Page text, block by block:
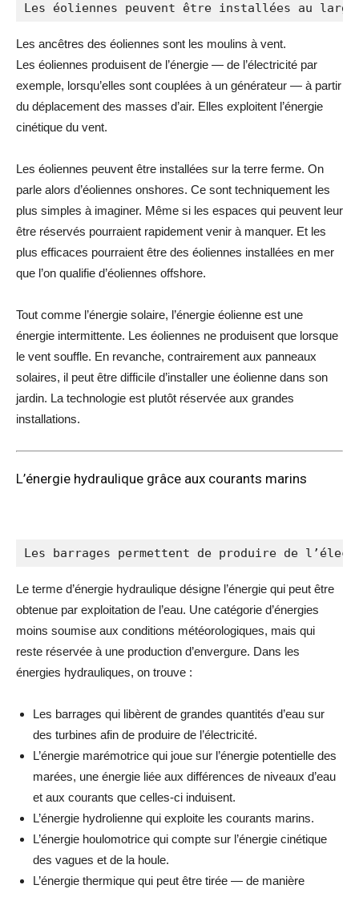
Les éoliennes peuvent être installées au
Les ancêtres des éoliennes sont les moulins à vent.
Les éoliennes produisent de l’énergie — de l’électricité par
exemple, lorsqu’elles sont couplées à un générateur — à partir
du déplacement des masses d’air. Elles exploitent l’énergie
cinétique du vent.
Les éoliennes peuvent être installées sur la terre ferme. On
parle alors d’éoliennes onshores. Ce sont techniquement les
plus simples à imaginer. Même si les espaces qui peuvent leur
être réservés pourraient rapidement venir à manquer. Et les
plus efficaces pourraient être des éoliennes installées en mer
que l’on qualifie d’éoliennes offshore.
Tout comme l’énergie solaire, l’énergie éolienne est une
énergie intermittente. Les éoliennes ne produisent que lorsque
le vent souffle. En revanche, contrairement aux panneaux
solaires, il peut être difficile d’installer une éolienne dans son
jardin. La technologie est plutôt réservée aux grandes
installations.
L’énergie hydraulique grâce aux courants marins
Les barrages permettent de produire de
Le terme d’énergie hydraulique désigne l’énergie qui peut être
obtenue par exploitation de l’eau. Une catégorie d’énergies
moins soumise aux conditions météorologiques, mais qui
reste réservée à une production d’envergure. Dans les
énergies hydrauliques, on trouve :
Les barrages qui libèrent de grandes quantités d’eau sur
des turbines afin de produire de l’électricité.
L’énergie marémotrice qui joue sur l’énergie potentielle des
marées, une énergie liée aux différences de niveaux d’eau
et aux courants que celles-ci induisent.
L’énergie hydrolienne qui exploite les courants marins.
L’énergie houlomotrice qui compte sur l’énergie cinétique
des vagues et de la houle.
L’énergie thermique qui peut être tirée — de manière